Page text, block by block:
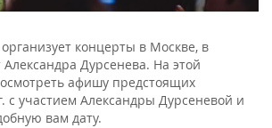
концерты в Москве, в
Александра Дурсенева. На этой
афишу предстоящих
с участием Александры Дурсеневой и
вам дату.